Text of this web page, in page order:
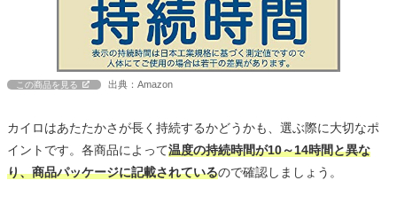
この商品を見る 出典：Amazon
カイロはあたたかさが長く持続するかどうかも、選ぶ際に大切なポ
イントです。各商品によって温度の持続時間が10～14時間と異な
り、商品パッケージに記載されているので確認しましょう。